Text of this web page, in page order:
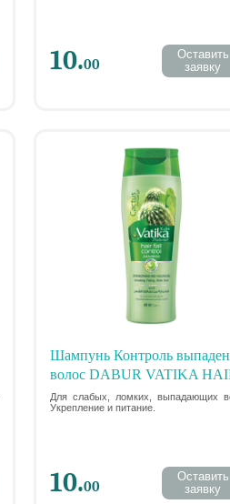
10.00
Оставить
заявку
Шампунь Контроль
волос DABUR VATIKA
FALL CONTROL
200 МЛ.
Для слабых, ломких, выпадающих
Укрепление и питание.
10.00
Оставить
заявку